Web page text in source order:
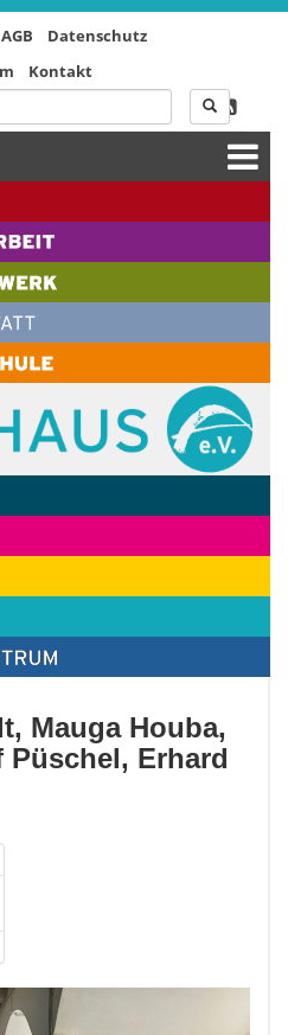
AGB
Datenschutz
Kontakt
Mauga Houba,
Püschel, Erhard